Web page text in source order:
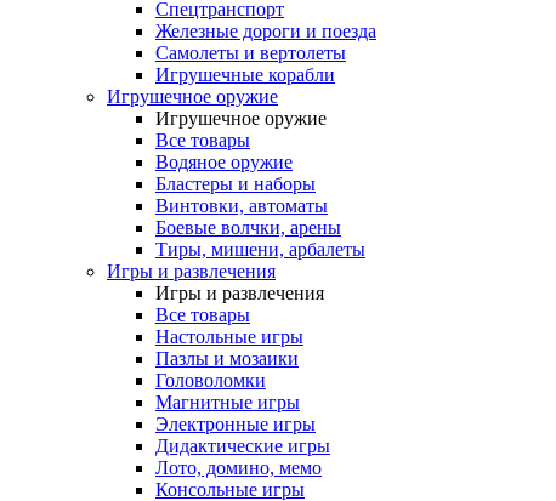
Спецтранспорт
Железные дороги и поезда
Самолеты и вертолеты
Игрушечные корабли
Игрушечное оружие
Игрушечное оружие
Все товары
Водяное оружие
Бластеры и наборы
Винтовки, автоматы
Боевые волчки, арены
Тиры, мишени, арбалеты
Игры и развлечения
Игры и развлечения
Все товары
Настольные игры
Пазлы и мозаики
Головоломки
Магнитные игры
Электронные игры
Дидактические игры
Лото, домино, мемо
Консольные игры